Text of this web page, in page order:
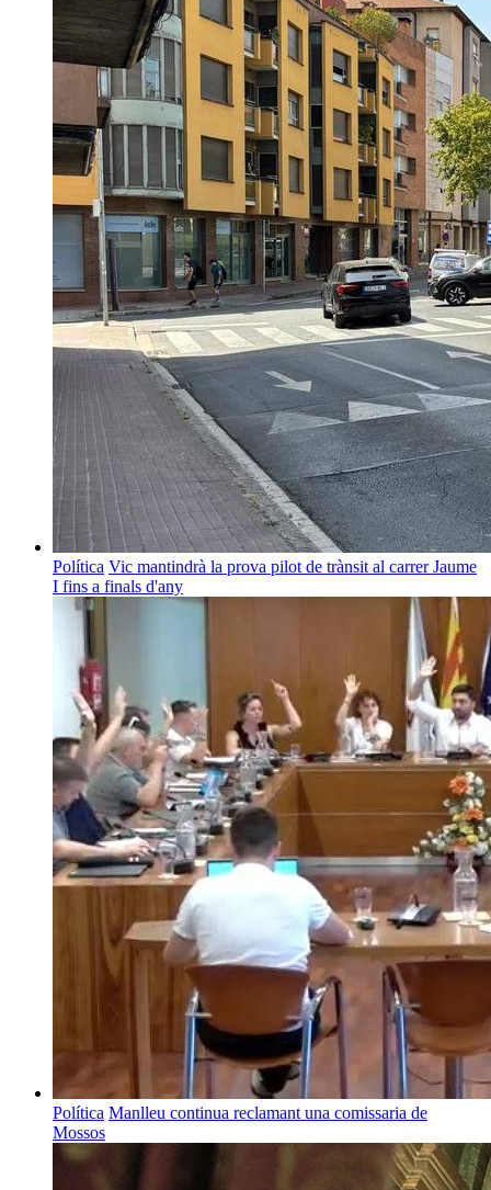
Política Vic mantindrà la prova pilot de trànsit al carrer Jaume
I fins a finals d'any
Política Manlleu continua reclamant una comissaria de
Mossos